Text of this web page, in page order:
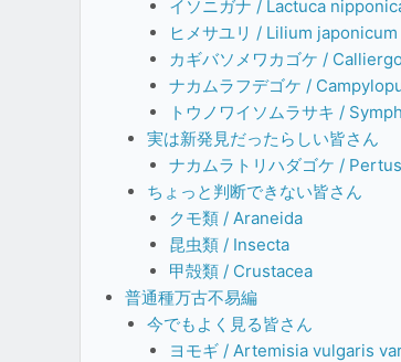
イソニガナ / Lactuca
ヒメサユリ / Lilium
カギバソメワカゴケ /
ナカムラフデゴケ /
トウノワイソムラサキ /
実は新発見だったらしい皆さん
ナカムラトリハダゴケ /
ちょっと判断できない皆さん
クモ類 / Araneida
昆虫類 / Insecta
甲殻類 / Crustacea
普通種万古不易編
今でもよく見る皆さん
ヨモギ / Artemisia vulgaris